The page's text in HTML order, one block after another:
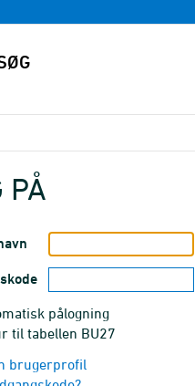
PÅ
pålogning
til tabellen BU27
brugerprofil